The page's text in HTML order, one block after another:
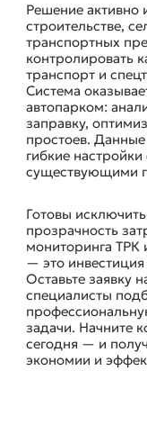
Решение активно
строительстве,
транспортных
контролировать
транспорт и
Система
автопарком:
заправку,
простоев.
гибкие
существующими
Готовы
прозрачность
мониторинга ТРК
— это инвестиция
Оставьте заявку
специалисты
задачи. Начните
сегодня — и
экономии и